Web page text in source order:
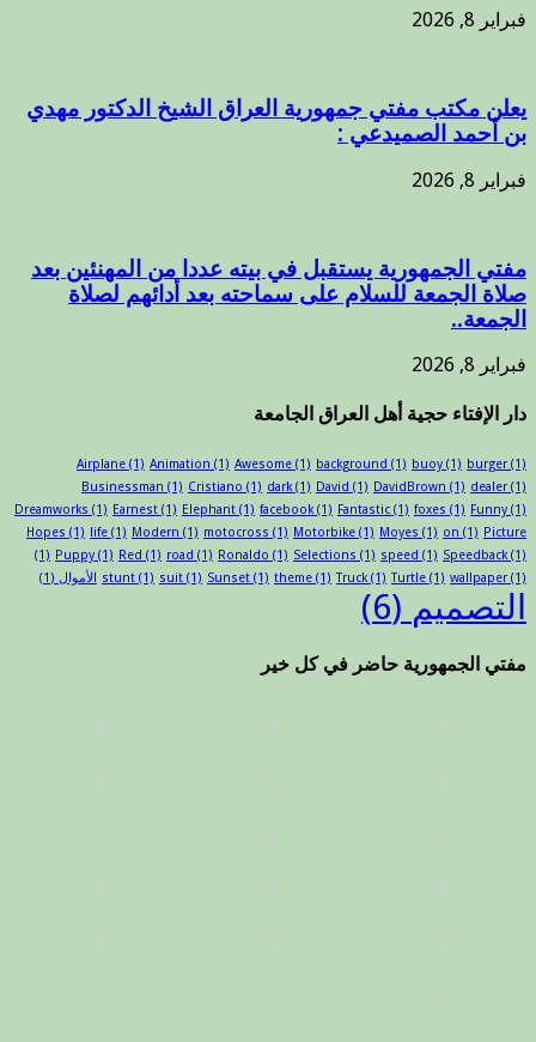
فبراير 8, 2026
يعلن مكتب مفتي جمهورية العراق الشيخ الدكتور مهدي
بن أحمد الصميدعي :
فبراير 8, 2026
مفتي الجمهورية يستقبل في بيته عددا من المهنئين بعد
صلاة الجمعة للسلام على سماحته بعد أدائهم لصلاة
الجمعة..
فبراير 8, 2026
دار الإفتاء حجية أهل العراق الجامعة
Airplane (1) Animation (1) Awesome (1) background (1) buoy (1) burger (1)
Businessman (1) Cristiano (1) dark(1) David (1) DavidBrown (1) dealer (1)
Dreamworks (1) Earnest (1) Elephant (1) facebook(1) Fantastic (1) foxes (1) Funny (1)
Hopes (1) life (1) Modern (1) motocross (1) Motorbike (1) Moyes (1) on (1) Picture
(1) Puppy (1) Red (1) road (1) Ronaldo (1) Selections (1) speed (1) Speedback(1)
stunt (1) suit (1) Sunset (1) theme (1) Truck(1) Turtle (1) wallpaper (1) الأموال (1)
التصميم (6)
مفتي الجمهورية حاضر في كل خير